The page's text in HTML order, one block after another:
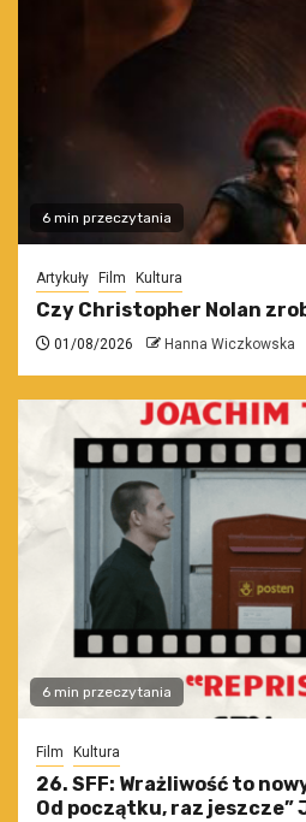
6 min przeczytania
Artykuły Film Kultura
Czy Christopher Nolan
01/08/2026 Hanna Wiczkowska
6 min przeczytania
Film Kultura
26. SFF: Wrażliwość to
Od początku, raz jeszcze”